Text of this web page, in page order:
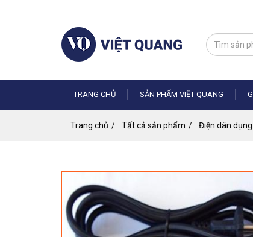
TRANG CHỦ SẢN PHẨM VIỆT QUANG
Trang chủ Tất cả sản phẩm Điện dân dụng